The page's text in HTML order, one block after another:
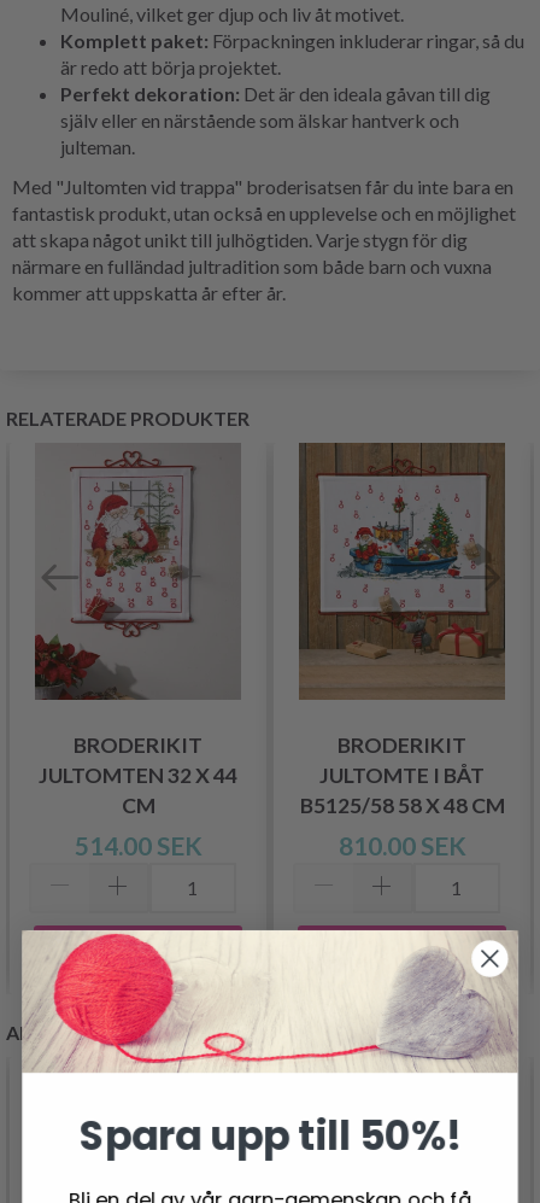
Mouliné, vilket ger djup och liv åt motivet.
Komplett paket: Förpackningen inkluderar ringar, så du
är redo att börja projektet.
Perfekt dekoration: Det är den ideala gåvan till dig
själv eller en närstående som älskar hantverk och
julteman.
Med "Jultomten vid trappa" broderisatsen får du inte bara en
fantastisk produkt, utan också en upplevelse och en möjlighet
att skapa något unikt till julhögtiden. Varje stygn för dig
närmare en fulländad jultradition som både barn och vuxna
kommer att uppskatta år efter år.
RELATERADE PRODUKTER
BRODERIKIT
JULTOMTEN 32 X 44
CM
514.00 SEK
Lägg till varukorgen
BRODERIKIT
JULTOMTE I BÅT
B5125/58 58 X 48 CM
810.00 SEK
Lägg till varukorgen
ANDRA KUNDER KÖPTE
Spara upp till 50%!